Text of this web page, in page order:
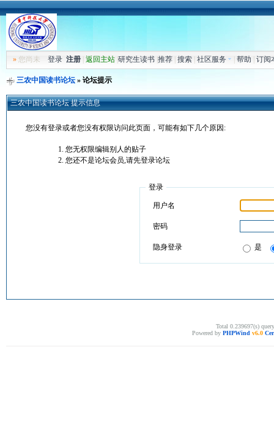
»您尚未 登录 注册| 返回主站| 研究生读书| 推荐| 搜索| 社区服务 帮助 订阅
三农中国读书论坛» 论坛提示
三农中国读书论坛 提示信息
您没有登录或者您没有权限访问此页面，可能有如下几个原因:
您无权限编辑别人的贴子
您还不是论坛会员,请先登录论坛
登录
用户名
密码
隐身登录 是
Total 0.239697(s)
Powered by PHPWind v6.0